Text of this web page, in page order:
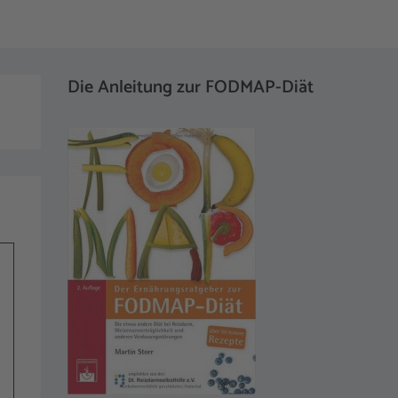
Die Anleitung zur FODMAP-Diät